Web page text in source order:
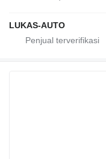
LUKAS-AUTO